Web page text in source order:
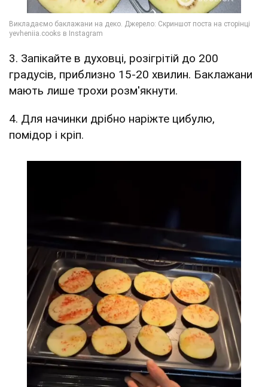
3. Запікайте в духовці, розігрітій до 200
градусів, приблизно 15-20 хвилин. Баклажани
мають лише трохи розм'якнути.
4. Для начинки дрібно наріжте цибулю,
помідор і кріп.